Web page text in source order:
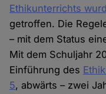
Ethikunterrichts
getroffen. Die
– mit dem Status
Mit dem Schuljahr
Einführung des
5, abwärts – zwei